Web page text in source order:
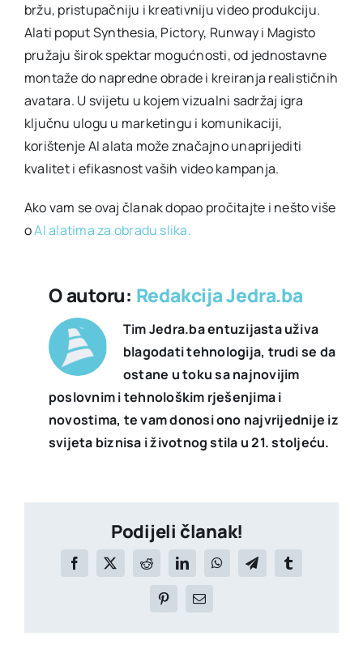
bržu, pristupačniju i kreativniju video produkciju.
Alati poput Synthesia, Pictory, Runway i Magisto
pružaju širok spektar mogućnosti, od jednostavne
montaže do napredne obrade i kreiranja realističnih
avatara. U svijetu u kojem vizualni sadržaj igra
ključnu ulogu u marketingu i komunikaciji,
korištenje AI alata može značajno unaprijediti
kvalitet i efikasnost vaših video kampanja.
Ako vam se ovaj članak dopao pročitajte i nešto više
oAI alatima za obradu slika.
O autoru: Redakcija Jedra.ba
Tim Jedra.ba entuzijasta uživa
blagodati tehnologija, trudi se da
ostane u toku sa najnovijim
poslovnim i tehnološkim rješenjima i
novostima, te vam donosi ono najvrijednije iz
svijeta biznisa i životnog stila u 21. stoljeću.
Podijeli članak!